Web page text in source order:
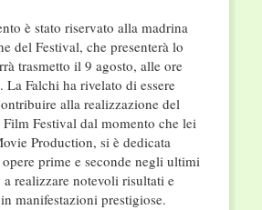
è stato riservato alla madrina
del Festival, che presenterà lo
trasmetto il 9 agosto, alle ore
La Falchi ha rivelato di essere
alla realizzazione del
Festival dal momento che lei
Production, si è dedicata
prime e seconde negli ultimi
realizzare notevoli risultati e
manifestazioni prestigiose.